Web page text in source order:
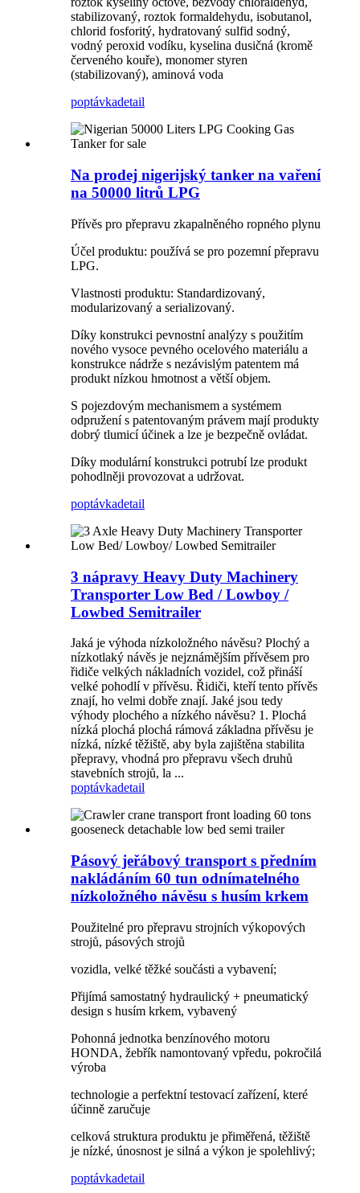
stabilizovaný, roztok formaldehydu, isobutanol,
chlorid fosforitý, hydratovaný sulfid sodný,
vodný peroxid vodíku, kyselina dusičná (kromě
červeného kouře), monomer styren
(stabilizovaný), aminová voda
poptávkadetail
Na prodej nigerijský tanker na vaření
na 50000 litrů LPG
Přívěs pro přepravu zkapalněného ropného plynu
Účel produktu: používá se pro pozemní přepravu
LPG.
Vlastnosti produktu: Standardizovaný,
modularizovaný a serializovaný.
Díky konstrukci pevnostní analýzy s použitím
nového vysoce pevného ocelového materiálu a
konstrukce nádrže s nezávislým patentem má
produkt nízkou hmotnost a větší objem.
S pojezdovým mechanismem a systémem
odpružení s patentovaným právem mají produkty
dobrý tlumicí účinek a lze je bezpečně ovládat.
Díky modulární konstrukci potrubí lze produkt
pohodlněji provozovat a udržovat.
poptávkadetail
3 nápravy Heavy Duty Machinery
Transporter Low Bed / Lowboy /
Lowbed Semitrailer
Jaká je výhoda nízkoložného návěsu? Plochý a
nízkotlaký návěs je nejznámějším přívěsem pro
řidiče velkých nákladních vozidel, což přináší
velké pohodlí v přívěsu. Řidiči, kteří tento přívěs
znají, ho velmi dobře znají. Jaké jsou tedy
výhody plochého a nízkého návěsu? 1. Plochá
nízká plochá plochá rámová základna přívěsu je
nízká, nízké těžiště, aby byla zajištěna stabilita
přepravy, vhodná pro přepravu všech druhů
stavebních strojů, la ...
poptávkadetail
Pásový jeřábový transport s předním
nakládáním 60 tun odnímatelného
nízkoložného návěsu s husím krkem
Použitelné pro přepravu strojních výkopových
strojů, pásových strojů
vozidla, velké těžké součásti a vybavení;
Přijímá samostatný hydraulický + pneumatický
design s husím krkem, vybavený
Pohonná jednotka benzínového motoru
HONDA, žebřík namontovaný vpředu, pokročilá
výroba
technologie a perfektní testovací zařízení, které
účinně zaručuje
celková struktura produktu je přiměřená, těžiště
je nízké, únosnost je silná a výkon je spolehlivý;
poptávkadetail